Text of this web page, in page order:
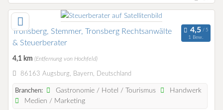
Tronsberg, Stemmer, Tronsberg Rechtsanwälte
& Steuerberater
1 Bew.
4,1 km (Entfernung von Hochfeld)
86163 Augsburg, Bayern, Deutschland
Branchen: Gastronomie / Hotel / Tourismus
Handwerk
Medien / Marketing